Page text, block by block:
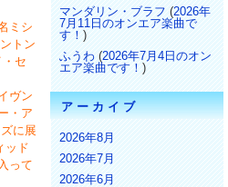
ミシ
トン
セ
ヴン
・ア
に展
ッド
って
マンダリン・ブラフ (2026年
7月11日のオンエア楽曲で
す！ )
ふうわ (2026年7月4日のオン
エア楽曲です！ )
アーカイブ
2026年8月
2026年7月
2026年6月